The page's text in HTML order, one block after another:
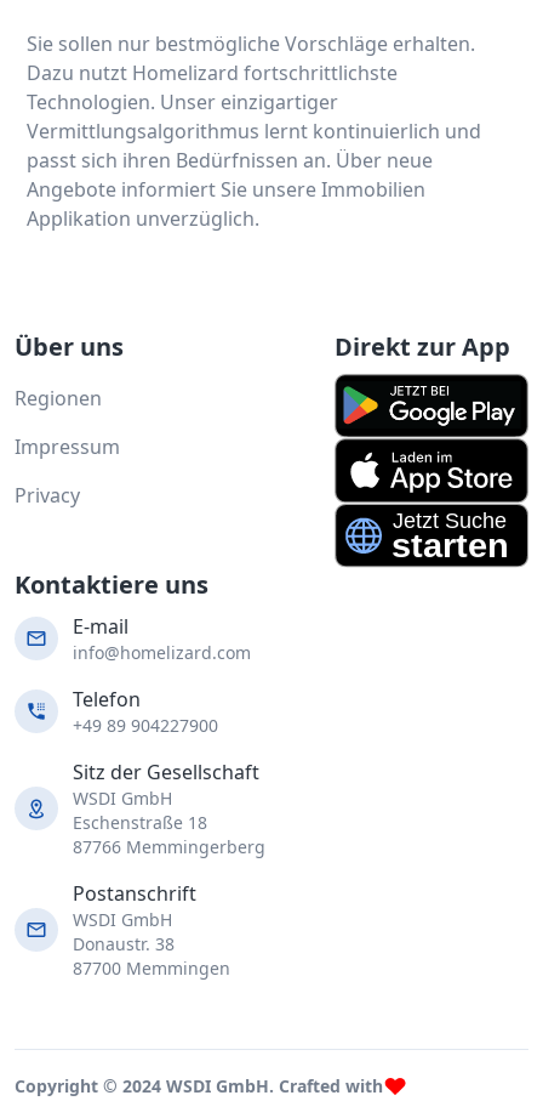
Sie sollen nur bestmögliche Vorschläge erhalten.
Dazu nutzt Homelizard fortschrittlichste
Technologien. Unser einzigartiger
Vermittlungsalgorithmus lernt kontinuierlich und
passt sich ihren Bedürfnissen an. Über neue
Angebote informiert Sie unsere Immobilien
Applikation unverzüglich.
Über uns
Regionen
Impressum
Privacy
Direkt zur App
Kontaktiere uns
E-mail
info@homelizard.com
Telefon
+49 89 904227900
Sitz der Gesellschaft
WSDI GmbH
Eschenstraße 18
87766 Memmingerberg
Postanschrift
WSDI GmbH
Donaustr. 38
87700 Memmingen
Copyright © 2024 WSDI GmbH. Crafted with